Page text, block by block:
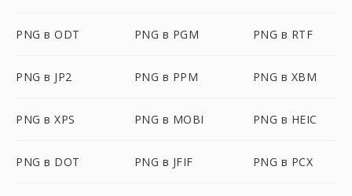
PNG в ODT PNG в PGM PNG в RTF
PNG в JP2 PNG в PPM PNG в XBM
PNG в XPS PNG в MOBI PNG в HEIC
PNG в DOT PNG в JFIF PNG в PCX